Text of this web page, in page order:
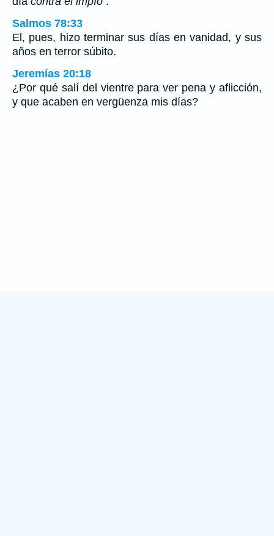
Salmos 78:33
El, pues, hizo terminar sus días en vanidad, y sus
años en terror súbito.
Jeremías 20:18
¿Por qué salí del vientre para ver pena y aflicción,
y que acaben en vergüenza mis días?